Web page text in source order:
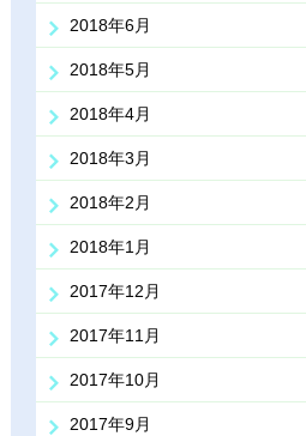
2018年6月
2018年5月
2018年4月
2018年3月
2018年2月
2018年1月
2017年12月
2017年11月
2017年10月
2017年9月